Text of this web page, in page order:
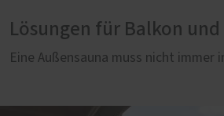
Lösungen für Balkon und
Eine Außensauna muss nicht immer